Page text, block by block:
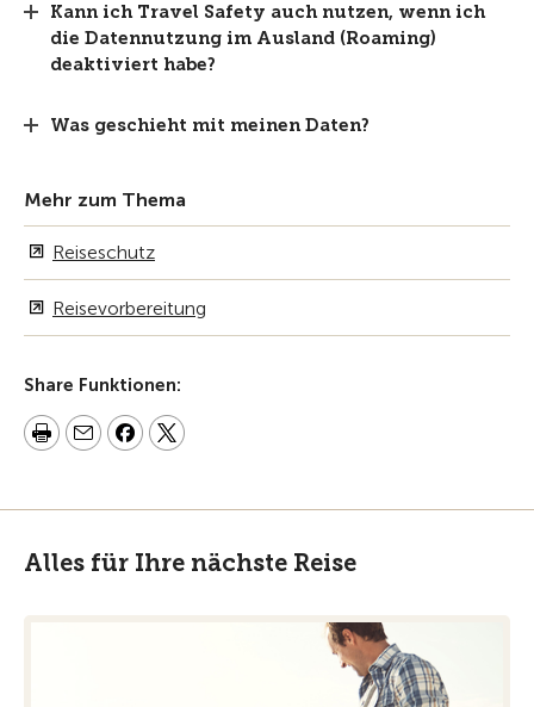
Kann ich Travel Safety auch nutzen, wenn ich
die Datennutzung im Ausland (Roaming)
deaktiviert habe?
Was geschieht mit meinen Daten?
Mehr zum Thema
Reiseschutz
Reisevorbereitung
Share Funktionen:
Alles für Ihre nächste Reise